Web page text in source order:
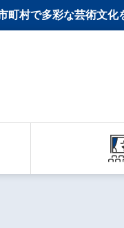
村で多彩な芸術文